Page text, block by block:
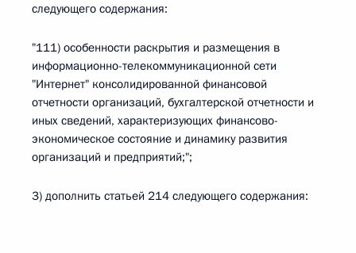
следующего содержания:
"111) особенности раскрытия и размещения в
информационно-телекоммуникационной сети
"Интернет" консолидированной финансовой
отчетности организаций, бухгалтерской отчетности и
иных сведений, характеризующих финансово-
экономическое состояние и динамику развития
организаций и предприятий;";
3) дополнить статьей 214 следующего содержания: